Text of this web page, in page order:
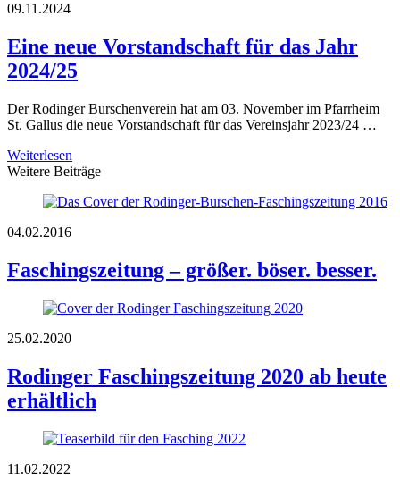
09.11.2024
Eine neue Vorstandschaft für das Jahr
2024/25
Der Rodinger Burschenverein hat am 03. November im Pfarrheim
St. Gallus die neue Vorstandschaft für das Vereinsjahr 2023/24 …
Weiterlesen
Weitere Beiträge
04.02.2016
Faschingszeitung – größer. böser. besser.
25.02.2020
Rodinger Faschingszeitung 2020 ab heute
erhältlich
11.02.2022